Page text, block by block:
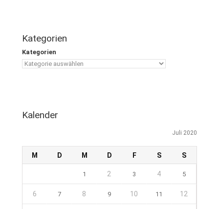
Kategorien
Kategorien
Kalender
Juli 2020
M D M D F S S
1 2 3 4 5
6 7 8 9 10 11 12